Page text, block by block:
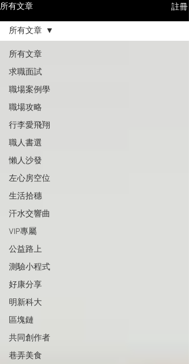
所有文章 註冊
所有文章
求職面試
職場案例學
職場攻略
行李愛飛翔
職人書選
懶人沙發
左心房空位
生活拾穗
汗水交響曲
VIP專屬
公益路上
測驗小程式
好康分享
明新科大
區塊鏈
共同創作者
巷弄美食
所有文章